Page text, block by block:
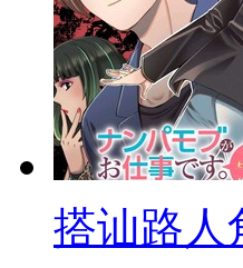
搭讪路人